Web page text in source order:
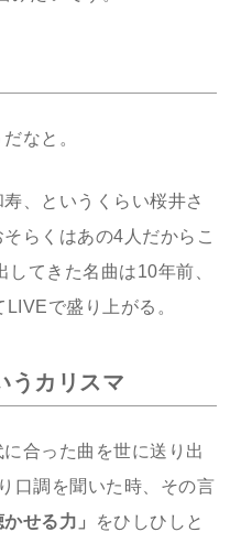
なと。
、というくらい桜井さ
らくはあの4人だからこ
てきた名曲は10年前、
で盛り上がる。
うカリスマ
合った曲を世に送り出
口調を聞いた時、その言
かせる力」
をひしひしと